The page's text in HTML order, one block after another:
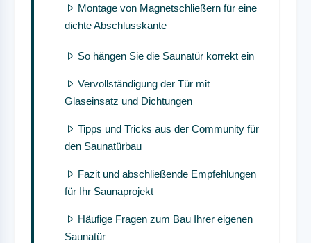
Montage von Magnetschließern für eine
dichte Abschlusskante
So hängen Sie die Saunatür korrekt ein
Vervollständigung der Tür mit
Glaseinsatz und Dichtungen
Tipps und Tricks aus der Community für
den Saunatürbau
Fazit und abschließende Empfehlungen
für Ihr Saunaprojekt
Häufige Fragen zum Bau Ihrer eigenen
Saunatür